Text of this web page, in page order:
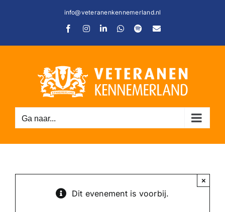
info@veteranenkennemerland.nl
FacebookInstagramLinkedInWhatsApp
SpotifyE-
Ga naar...
Dit evenement is voorbij.
×